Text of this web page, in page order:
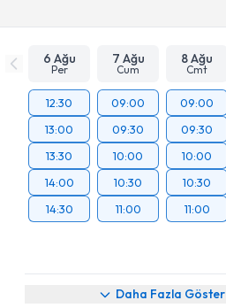
6 Ağu
Per
7 Ağu
Cum
8 Ağu
Cmt
12:30
13:00
13:30
14:00
14:30
09:00
09:30
10:00
10:30
11:00
09:00
09:30
10:00
10:30
11:00
Daha Fazla Göster